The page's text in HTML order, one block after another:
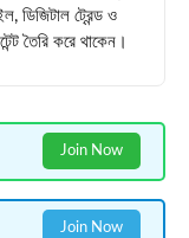
ডিজিটাল ট্রেন্ড ও
তৈরি করে থাকেন।
Join Now
Join Now